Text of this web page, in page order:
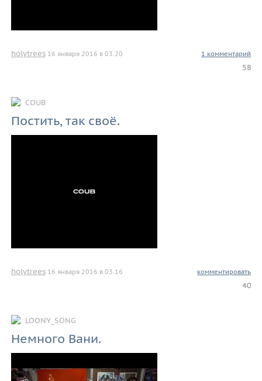
holytrees 16 января 2016 в 03.20 1 комментарий
58
COUB
Постить, так своё.
holytrees 16 января 2016 в 03.16 комментировать
40
LOONY_SONG
Немного Вани.